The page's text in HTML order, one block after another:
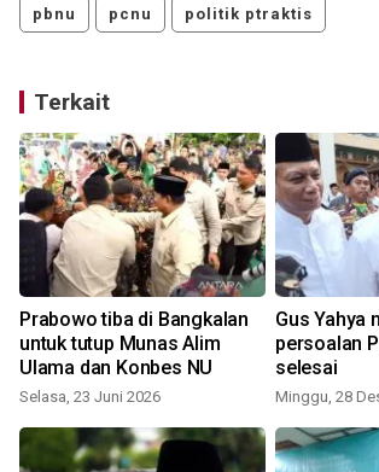
pbnu pcnu politik ptraktis
Terkait
Prabowo tiba di Bangkalan
untuk tutup Munas Alim
Ulama dan Konbes NU
Selasa, 23 Juni 2026
Gus Yahya
persoalan
selesai
Minggu, 28